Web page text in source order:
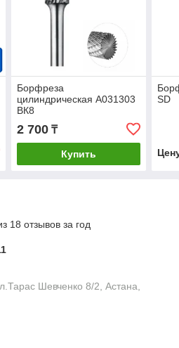
Борфреза
цилиндрическая A031303
ВК8
2 700₸
Купить
SD
18 отзывов за год
Шевченко 8/2, Астана,